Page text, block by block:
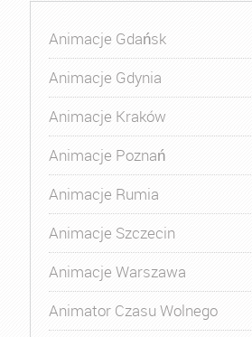
Animacje Gdańsk
Animacje Gdynia
Animacje Kraków
Animacje Poznań
Animacje Rumia
Animacje Szczecin
Animacje Warszawa
Animator Czasu Wolnego